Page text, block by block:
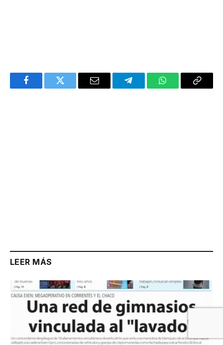
FacebookTwitter Email TelegramWhatsAppCopy
LEER MÁS